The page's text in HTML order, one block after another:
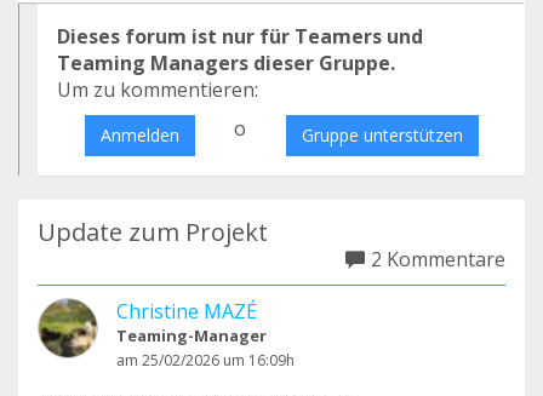
Dieses forum ist nur für Teamers und
Teaming Managers dieser Gruppe.
Um zu kommentieren:
Anmelden o Gruppe unterstützen
Update zum Projekt
2 Kommentare
Christine MAZÉ
Teaming-Manager
am 25/02/2026 um 16:09h